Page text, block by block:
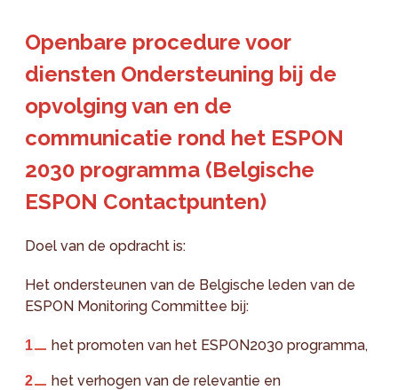
Openbare procedure voor
diensten Ondersteuning bij de
opvolging van en de
communicatie rond het ESPON
2030 programma (Belgische
ESPON Contactpunten)
Doel van de opdracht is:
Het ondersteunen van de Belgische leden van de
ESPON Monitoring Committee bij:
het promoten van het ESPON2030 programma,
het verhogen van de relevantie en